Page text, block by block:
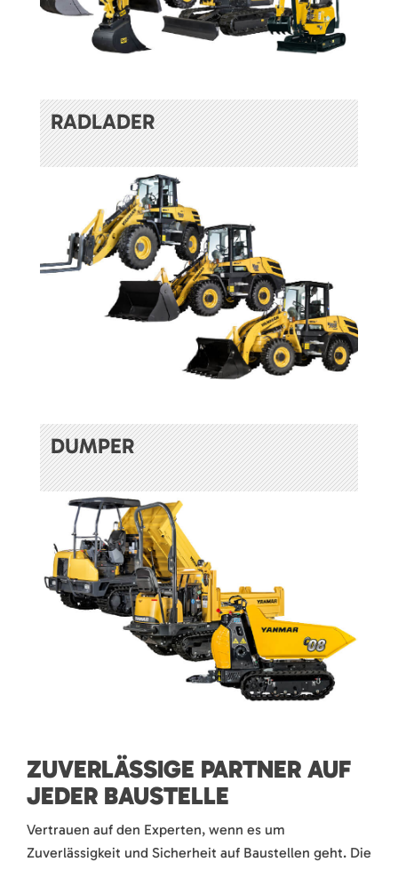
RADLADER
DUMPER
ZUVERLÄSSIGE PARTNER AUF
JEDER BAUSTELLE
Vertrauen auf den Experten, wenn es um
Zuverlässigkeit und Sicherheit auf Baustellen geht. Die